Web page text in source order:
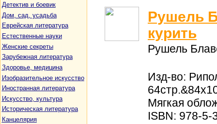
Детектив и боевик
Дом, сад, усадьба
Еврейская литература
Естественные науки
Женские секреты
Зарубежная литература
Здоровье, медицина
Изобразительное искусство
Иностранная литература
Искусство, культура
Историческая литература
Канцелярия
Рушель
курить
Рушель
Изд-во:
Мягкая
ISBN: 978-5-